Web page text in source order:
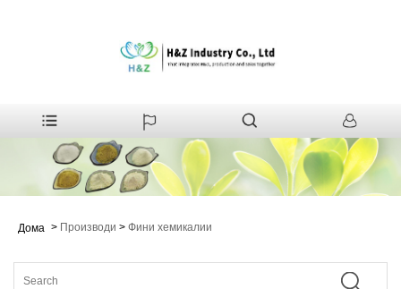
Дома > Производи > Фини хемикалии